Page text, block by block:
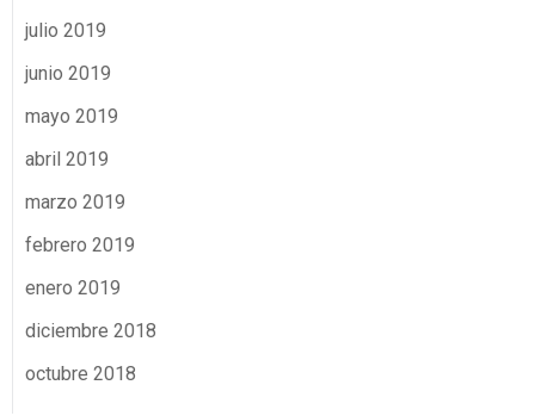
julio 2019
junio 2019
mayo 2019
abril 2019
marzo 2019
febrero 2019
enero 2019
diciembre 2018
octubre 2018